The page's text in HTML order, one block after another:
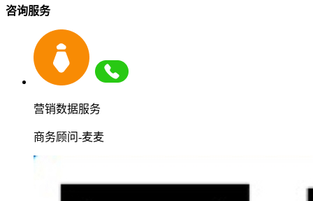
咨询服务
营销数据服务
商务顾问-麦麦